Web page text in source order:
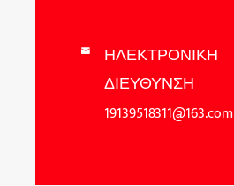

ΗΛΕΚΤΡΟΝΙΚΗ
ΔΙΕΥΘΥΝΣΗ
19139518311@163.com